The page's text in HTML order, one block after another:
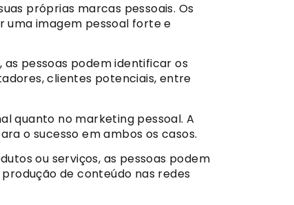
próprias marcas pessoais. Os
uma imagem pessoal forte e
pessoas podem identificar os
clientes potenciais, entre
quanto no marketing pessoal. A
o sucesso em ambos os casos.
ou serviços, as pessoas podem
de conteúdo nas redes